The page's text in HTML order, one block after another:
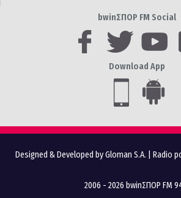
bwinΣΠΟΡ FM Social
Download App
Designed & Developed by Gloman S.A. Radio
2006 - 2026 bwinΣΠΟΡ FM